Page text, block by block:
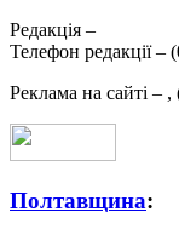
Редакція –
Телефон редакції –
Реклама на сайті – ,
Полтавщина: